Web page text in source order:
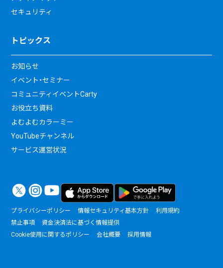
セキュリティ
トピックス
お知らせ
イベント・セミナー
コミュニティイベントCarty
お役立ち資料
よむよむカラーミー
YouTubeチャンネル
サービス運営状況
プライバシーポリシー 情報セキュリティ基本方針
利用規約
禁止事項
資金決済法に基づく情報提供
Cookie使用に関するポリシー
会社概要 採用情報